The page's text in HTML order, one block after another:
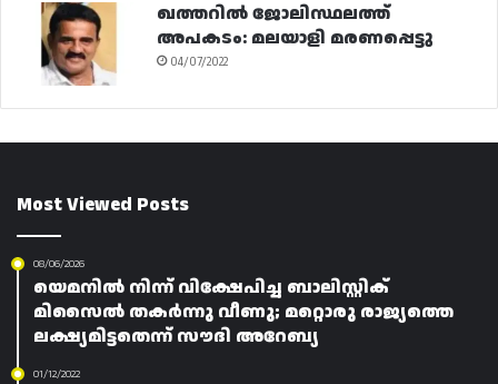
ഖത്തറിൽ ജോലിസ്ഥലത്ത്
അപകടം: മലയാളി മരണപ്പെട്ടു
04/07/2022
Most Viewed Posts
08/06/2026
യെമനിൽ നിന്ന് വിക്ഷേപിച്ച ബാലിസ്റ്റിക്
മിസൈൽ തകർന്നു വീണു; മറ്റൊരു രാജ്യത്തെ
ലക്ഷ്യമിട്ടതെന്ന് സൗദി അറേബ്യ
01/12/2022